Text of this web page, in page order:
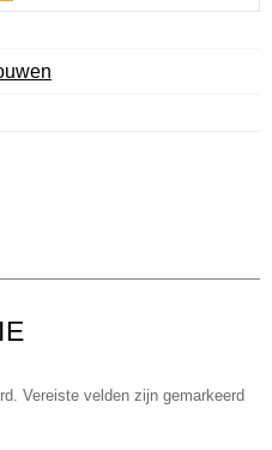
Vereiste velden zijn gemarkeerd